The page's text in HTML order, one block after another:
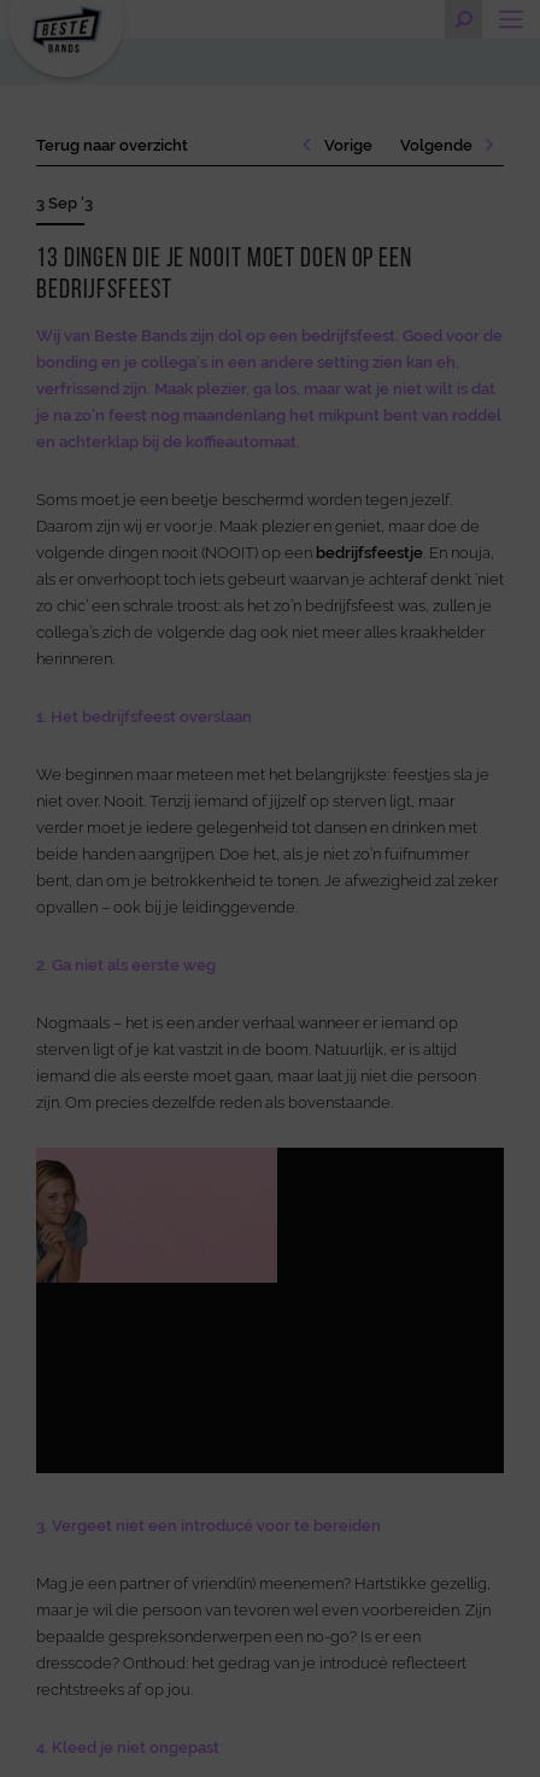
Terug naar overzicht Vorige Volgende
3 Sep '3
13 dingen die je nooit moet doen op een
bedrijfsfeest
Wij van Beste Bands zijn dol op een bedrijfsfeest. Goed voor de
bonding en je collega’s in een andere setting zien kan eh,
verfrissend zijn. Maak plezier, ga los, maar wat je niet wilt is dat
je na zo’n feest nog maandenlang het mikpunt bent van roddel
en achterklap bij de koffieautomaat.
Soms moet je een beetje beschermd worden tegen jezelf.
Daarom zijn wij er voor je. Maak plezier en geniet, maar doe de
volgende dingen nooit (NOOIT) op een bedrijfsfeestje. En nouja,
als er onverhoopt toch iets gebeurt waarvan je achteraf denkt ‘niet
zo chic’ een schrale troost: als het zo’n bedrijfsfeest was, zullen je
collega’s zich de volgende dag ook niet meer alles kraakhelder
herinneren.
1. Het bedrijfsfeest overslaan
We beginnen maar meteen met het belangrijkste: feestjes sla je
niet over. Nooit. Tenzij iemand of jijzelf op sterven ligt, maar
verder moet je iedere gelegenheid tot dansen en drinken met
beide handen aangrijpen. Doe het, als je niet zo’n fuifnummer
bent, dan om je betrokkenheid te tonen. Je afwezigheid zal zeker
opvallen – ook bij je leidinggevende.
2. Ga niet als eerste weg
Nogmaals – het is een ander verhaal wanneer er iemand op
sterven ligt of je kat vastzit in de boom. Natuurlijk, er is altijd
iemand die als eerste moet gaan, maar laat jij niet die persoon
zijn. Om precies dezelfde reden als bovenstaande.
3. Vergeet niet een introducé voor te bereiden
Mag je een partner of vriend(in) meenemen? Hartstikke gezellig,
maar je wil die persoon van tevoren wel even voorbereiden. Zijn
bepaalde gespreksonderwerpen een no-go? Is er een
dresscode? Onthoud: het gedrag van je introducé reflecteert
rechtstreeks af op jou.
4. Kleed je niet ongepast